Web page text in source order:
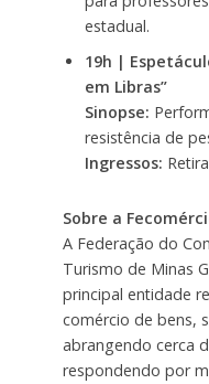
estadual.
19h |
em Libras”
Sinopse:
resistência de
Ingressos:
Sobre a
A Federação do
Turismo de Minas
principal entidade
comércio de bens,
abrangendo cerca
respondendo por